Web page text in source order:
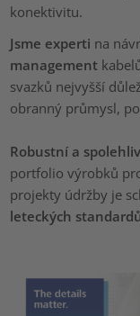
konektivitu.
Jsme experti na
management
svazků nejvyšší
obranný průmysl,
Robustní a
portfolio výrobků
projekty údržby je
leteckých standardů